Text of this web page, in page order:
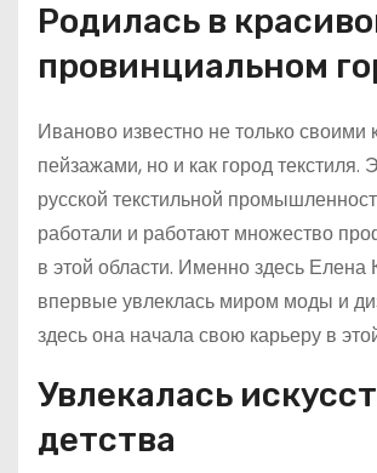
Родилась в
провинциальном
Иваново известно не только своими
пейзажами, но и как город текстиля.
русской текстильной
работали и работают множество
в этой области. Именно здесь Елена
впервые увлеклась миром моды и
здесь она начала свою карьеру в
Увлекалась
детства